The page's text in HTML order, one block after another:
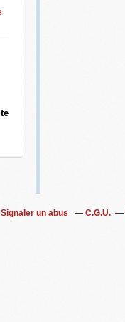
Signaler un abus C.G.U.